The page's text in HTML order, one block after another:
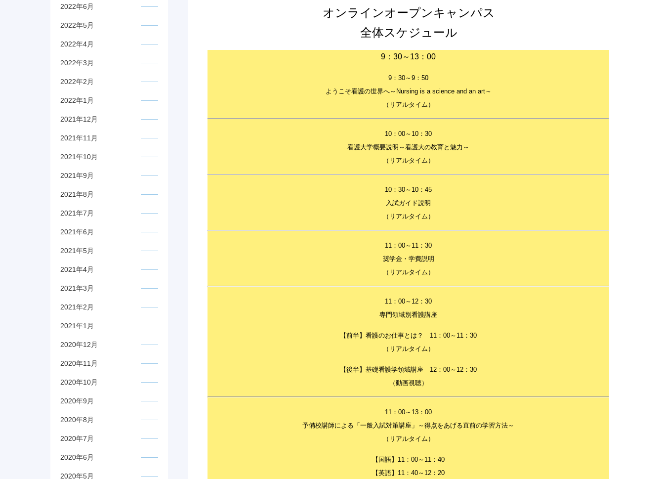
オンラインオープンキャンパス
全体スケジュール
9：30～13：00
9：30～9：50
ようこそ看護の世界へ～Nursing is a science and an art～
（リアルタイム）
10：00～10：30
看護大学概要説明～看護大の教育と魅力～
（リアルタイム）
10：30～10：45
入試ガイド説明
（リアルタイム）
11：00～11：30
奨学金・学費説明
（リアルタイム）
11：00～12：30
専門領域別看護講座
【前半】看護のお仕事とは？ 11：00～11：30
（リアルタイム）
【後半】基礎看護学領域講座 12：00～12：30
（動画視聴）
11：00～13：00
予備校講師による「一般入試対策講座」～得点をあげる直前の学習方法～
（リアルタイム）
【国語】11：00～11：40
【英語】11：40～12：20
2022年6月
2022年5月
2022年4月
2022年3月
2022年2月
2022年1月
2021年12月
2021年11月
2021年10月
2021年9月
2021年8月
2021年7月
2021年6月
2021年5月
2021年4月
2021年3月
2021年2月
2021年1月
2020年12月
2020年11月
2020年10月
2020年9月
2020年8月
2020年7月
2020年6月
2020年5月